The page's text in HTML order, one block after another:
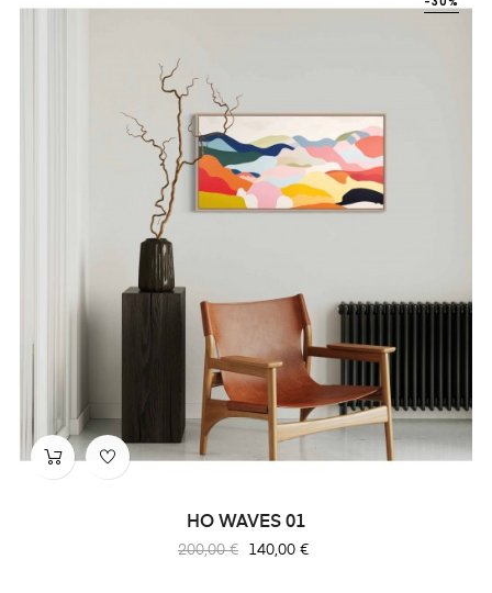
HO WAVES 01
Prix
200,00 € Prix
140,00 €